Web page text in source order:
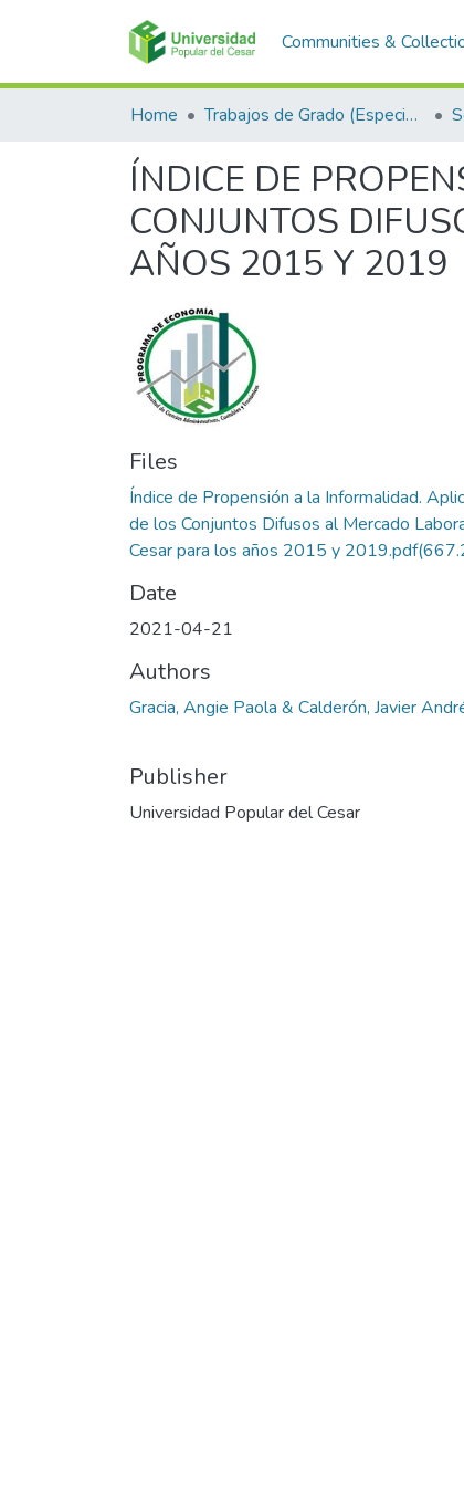
Communities &
Home Trabajos de Grado (Especializaciones y Pregrados)
ÍNDICE DE
CONJUNTOS
AÑOS 2015 Y 2019
Files
Índice de Propensión a la Informalidad.
de los Conjuntos Difusos al Mercado
Cesar para los años 2015 y 2019.pdf
Date
2021-04-21
Authors
Gracia, Angie Paola & Calderón, Javier
Publisher
Universidad Popular del Cesar